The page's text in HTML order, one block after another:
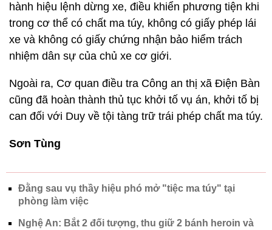
hành hiệu lệnh dừng xe, điều khiển phương tiện khi
trong cơ thể có chất ma túy, không có giấy phép lái
xe và không có giấy chứng nhận bảo hiểm trách
nhiệm dân sự của chủ xe cơ giới.
Ngoài ra, Cơ quan điều tra Công an thị xã Điện Bàn
cũng đã hoàn thành thủ tục khởi tố vụ án, khởi tố bị
can đối với Duy về tội tàng trữ trái phép chất ma túy.
Sơn Tùng
Đằng sau vụ thầy hiệu phó mở "tiệc ma túy" tại
phòng làm việc
Nghệ An: Bắt 2 đối tượng, thu giữ 2 bánh heroin và